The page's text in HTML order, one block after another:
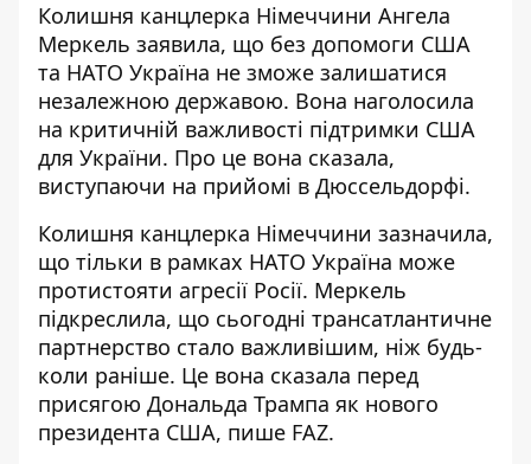
Колишня канцлерка Німеччини Ангела
Меркель заявила, що без допомоги США
та НАТО Україна не зможе залишатися
незалежною державою. Вона наголосила
на критичній важливості підтримки США
для України. Про це вона сказала,
виступаючи на прийомі в Дюссельдорфі.
Колишня канцлерка Німеччини зазначила,
що тільки в рамках НАТО Україна може
протистояти агресії Росії. Меркель
підкреслила, що сьогодні трансатлантичне
партнерство стало важливішим, ніж будь-
коли раніше. Це вона сказала перед
присягою Дональда Трампа як нового
президента США, пише FAZ.